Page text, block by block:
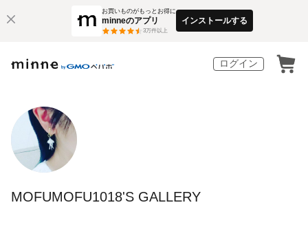
お買いものがもっとお得に
minneのアプリ
3万件以上
インストールする
ログイン
MOFUMOFU1018'S GALLERY